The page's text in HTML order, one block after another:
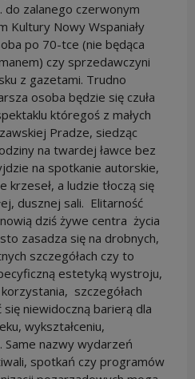
do zalanego czerwonym
Kultury Nowy Wspaniały
po 70-tce (nie będąca
czy sprzedawczyni
z gazetami. Trudno
osoba będzie się czuła
któregoś z małych
Pradze, siedząc
na twardej ławce bez
na spotkanie autorskie,
krzeseł, a ludzie tłoczą się
dusznej sali. Elitarność
dziś żywe centra życia
zasadza się na drobnych,
szczegółach czy to
estetyką wystroju,
szczegółach
niewidoczną barierą dla
wykształceniu,
Same nazwy wydarzeń
spotkań czy programów